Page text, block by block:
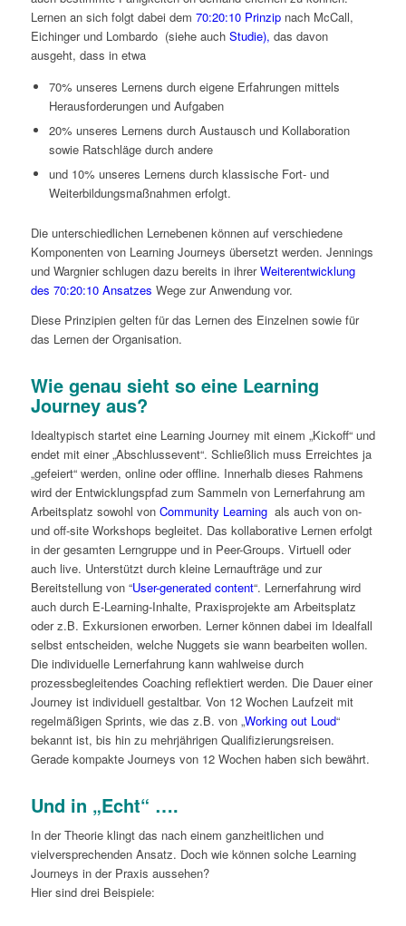
Lernen an sich folgt dabei dem 70:20:10 Prinzipnach McCall,
Eichinger und Lombardo (siehe auch Studie), das davon
ausgeht, dass in etwa
70% unseres Lernens durch eigene Erfahrungen mittels
Herausforderungen und Aufgaben
20% unseres Lernens durch Austausch und Kollaboration
sowie Ratschläge durch andere
und 10% unseres Lernens durch klassische Fort- und
Weiterbildungsmaßnahmen erfolgt.
Die unterschiedlichen Lernebenen können auf verschiedene
Komponenten von Learning Journeys übersetzt werden. Jennings
und Wargnier schlugen dazu bereits in ihrerWeiterentwicklung
des 70:20:10 Ansatzes Wege zur Anwendung vor.
Diese Prinzipien gelten für das Lernen des Einzelnen sowie für
das Lernen der Organisation.
Wie genau sieht so eine Learning
Journey aus?
Idealtypisch startet eine Learning Journey mit einem „Kickoff“ und
endet mit einer „Abschlussevent“. Schließlich muss Erreichtes ja
„gefeiert“ werden, online oder offline. Innerhalb dieses Rahmens
wird der Entwicklungspfad zum Sammeln von Lernerfahrung am
Arbeitsplatz sowohl von Community Learning als auch von on-
und off-site Workshops begleitet. Das kollaborative Lernen erfolgt
in der gesamten Lerngruppe und in Peer-Groups. Virtuell oder
auch live. Unterstützt durch kleine Lernaufträge und zur
Bereitstellung von “User-generated content“. Lernerfahrung wird
auch durch E-Learning-Inhalte, Praxisprojekte am Arbeitsplatz
oder z.B. Exkursionen erworben. Lerner können dabei im Idealfall
selbst entscheiden, welche Nuggets sie wann bearbeiten wollen.
Die individuelle Lernerfahrung kann wahlweise durch
prozessbegleitendes Coaching reflektiert werden. Die Dauer einer
Journey ist individuell gestaltbar. Von 12 Wochen Laufzeit mit
regelmäßigen Sprints, wie das z.B. von „Working out Loud“
bekannt ist, bis hin zu mehrjährigen Qualifizierungsreisen.
Gerade kompakte Journeys von 12 Wochen haben sich bewährt.
Und in „Echt“ ….
In der Theorie klingt das nach einem ganzheitlichen und
vielversprechenden Ansatz. Doch wie können solche Learning
Journeys in der Praxis aussehen?
Hier sind drei Beispiele: